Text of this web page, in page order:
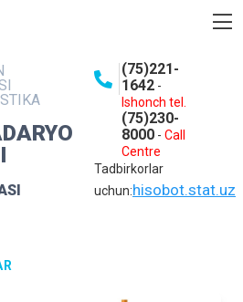
(75)221-
1642 -
Ishonch tel.
(75)230-
8000 - Call
Centre
Tadbirkorlar
uchun:hisobot.stat.uz
MA'LUMOTLAR
NASHRLAR
XIZMATLAR
XIZMATI